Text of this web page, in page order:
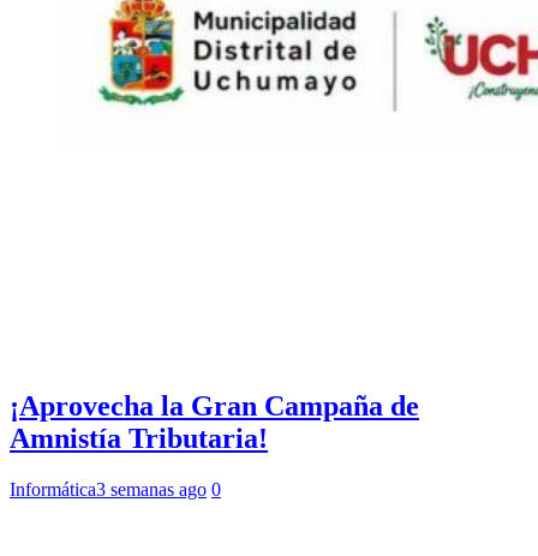
¡Aprovecha la Gran Campaña de
Amnistía Tributaria!
Informática3 semanas ago 0